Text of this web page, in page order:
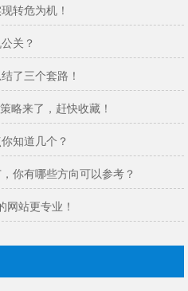
转危为机！
关？
了三个套路！
略来了，赶快收藏！
知道几个？
你有哪些方向可以参考？
网站更专业！